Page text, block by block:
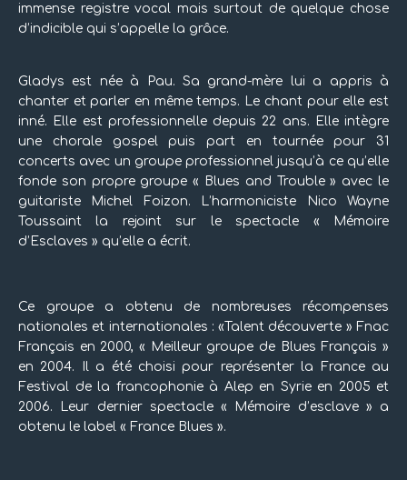
immense registre vocal mais surtout de quelque chose
d’indicible qui s’appelle la grâce.
Gladys est née à Pau. Sa grand-mère lui a appris à
chanter et parler en même temps. Le chant pour elle est
inné. Elle est professionnelle depuis 22 ans. Elle intègre
une chorale gospel puis part en tournée pour 31
concerts avec un groupe professionnel jusqu’à ce qu’elle
fonde son propre groupe « Blues and Trouble » avec le
guitariste Michel Foizon. L’harmoniciste Nico Wayne
Toussaint la rejoint sur le spectacle « Mémoire
d’Esclaves » qu’elle a écrit.
Ce groupe a obtenu de nombreuses récompenses
nationales et internationales : «Talent découverte » Fnac
Français en 2000, « Meilleur groupe de Blues Français »
en 2004. Il a été choisi pour représenter la France au
Festival de la francophonie à Alep en Syrie en 2005 et
2006. Leur dernier spectacle « Mémoire d’esclave » a
obtenu le label « France Blues ».